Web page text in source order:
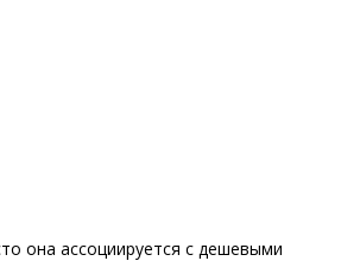
она ассоциируется с дешевыми